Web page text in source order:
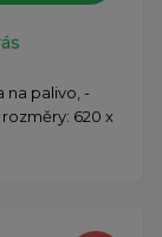
palivo, -
620 x